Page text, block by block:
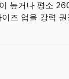
높거나 평소
즈 업을 강력 권